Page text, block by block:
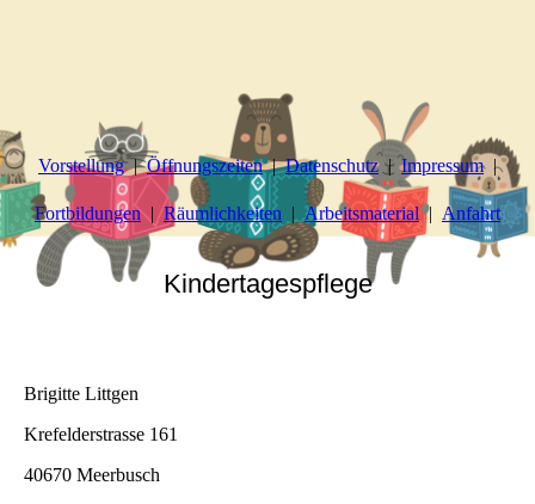
Vorstellung Öffnungszeiten Datenschutz Impressum
Fortbildungen Räumlichkeiten Arbeitsmaterial Anfahrt
Kindertagespflege
Brigitte Littgen
Krefelderstrasse 161
40670 Meerbusch